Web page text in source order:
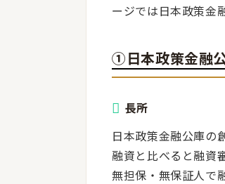
ージでは日本政策金
①日本政策金融
長所
日本政策金融公庫の
融資と比べると融資
無担保・無保証人で